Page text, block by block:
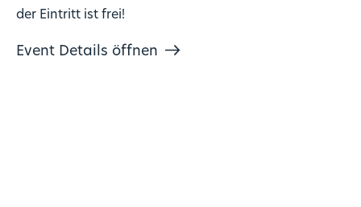
der Eintritt ist frei!
Event Details öffnen